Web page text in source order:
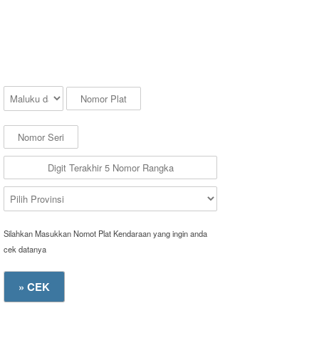
Silahkan Masukkan Nomot Plat Kendaraan yang ingin anda
cek datanya